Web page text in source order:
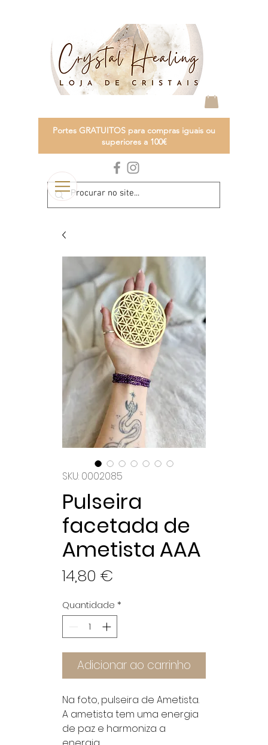
Portes GRATUITOS para compras iguais ou
superiores a 100€
SKU: 0002085
Pulseira
facetada de
Ametista AAA
14,80 €
Quantidade *
Adicionar ao carrinho
Na foto, pulseira de Ametista.
A ametista tem uma energia
de paz e harmoniza a